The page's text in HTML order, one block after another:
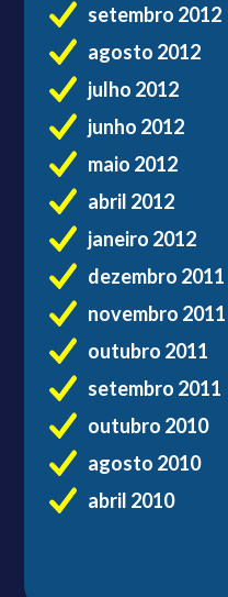
setembro 2012
agosto 2012
julho 2012
junho 2012
maio 2012
abril 2012
janeiro 2012
dezembro 2011
novembro 2011
outubro 2011
setembro 2011
outubro 2010
agosto 2010
abril 2010